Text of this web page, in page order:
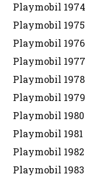
Playmobil 1974
Playmobil 1975
Playmobil 1976
Playmobil 1977
Playmobil 1978
Playmobil 1979
Playmobil 1980
Playmobil 1981
Playmobil 1982
Playmobil 1983